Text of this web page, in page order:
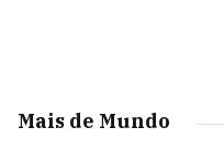
Mais de Mundo